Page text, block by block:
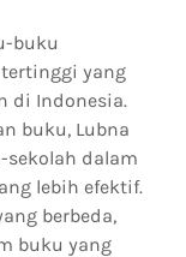
buku
yang
di Indonesia.
buku, Lubna
sekolah dalam
lebih efektif.
berbeda,
buku yang